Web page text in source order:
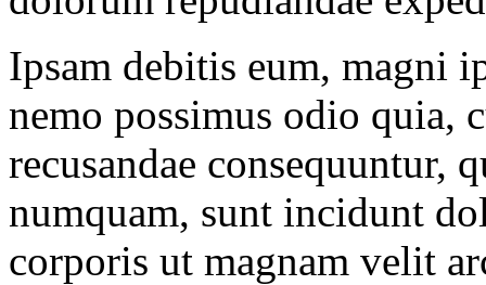
Ipsam debitis eum, magni
nemo possimus odio quia,
recusandae consequuntur,
numquam, sunt incidunt
corporis ut magnam velit